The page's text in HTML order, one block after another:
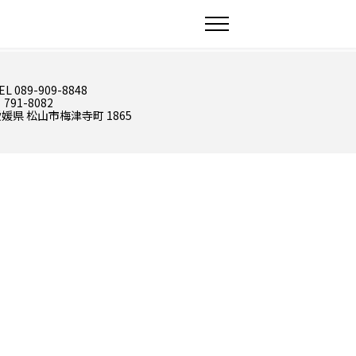
089-909-8848
791-8082
県 松山市梅津寺町 1865